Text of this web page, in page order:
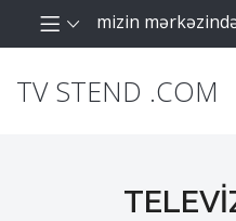
mərkəzində
TV STEND .COM